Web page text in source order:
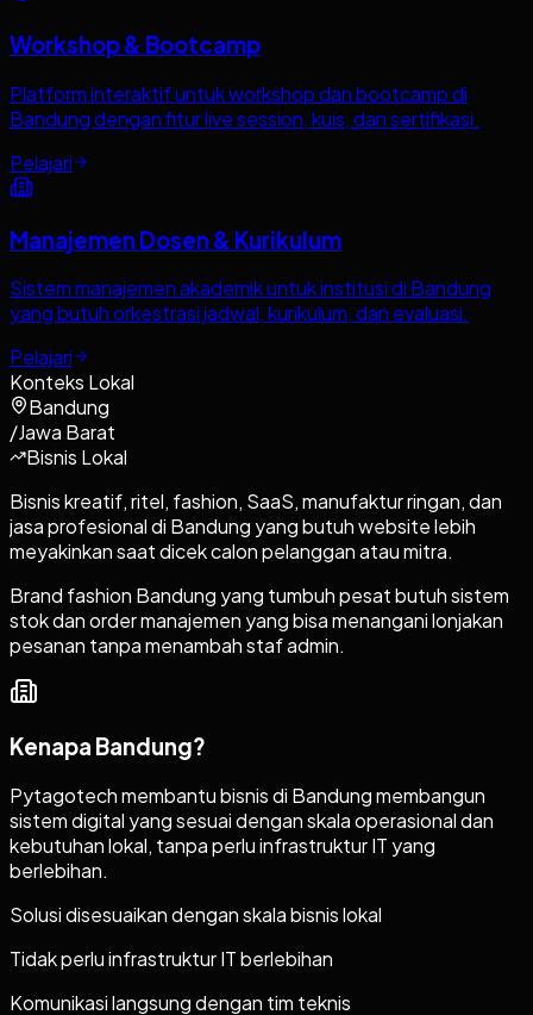
Workshop & Bootcamp
Platform interaktif untuk workshop dan bootcamp di
Bandung dengan fitur live session, kuis, dan sertifikasi.
Pelajari
Manajemen Dosen & Kurikulum
Sistem manajemen akademik untuk institusi di Bandung
yang butuh orkestrasi jadwal, kurikulum, dan evaluasi.
Pelajari
Konteks Lokal
Bandung
/Jawa Barat
Bisnis Lokal
Bisnis kreatif, ritel, fashion, SaaS, manufaktur ringan, dan
jasa profesional di Bandung yang butuh website lebih
meyakinkan saat dicek calon pelanggan atau mitra.
Brand fashion Bandung yang tumbuh pesat butuh sistem
stok dan order manajemen yang bisa menangani lonjakan
pesanan tanpa menambah staf admin.
Kenapa Bandung?
Pytagotech membantu bisnis di Bandung membangun
sistem digital yang sesuai dengan skala operasional dan
kebutuhan lokal, tanpa perlu infrastruktur IT yang
berlebihan.
Solusi disesuaikan dengan skala bisnis lokal
Tidak perlu infrastruktur IT berlebihan
Komunikasi langsung dengan tim teknis